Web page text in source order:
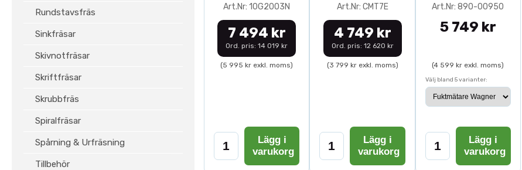
Rundstavsfräs
Sinkfräsar
Skivnotfräsar
Skriftfräsar
Skrubbfräs
Spiralfräsar
Spårning & Urfräsning
Tillbehör
Art.Nr: 10G2003N
7 494 kr
Ord. pris: 14 019 kr
(5 995 kr exkl. moms)
Lägg i
varukorg
Art.Nr: CMT7E
4 749 kr
Ord. pris: 12 620 kr
(3 799 kr exkl. moms)
Lägg i
varukorg
Art.Nr: 890-00950
5 749 kr
(4 599 kr exkl. moms)
Välj bland 5 varianter:
Lägg i
varukorg